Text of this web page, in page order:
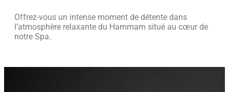
Offrez-vous un intense moment de détente dans
l’atmosphère relaxante du Hammam situé au cœur de
notre Spa.